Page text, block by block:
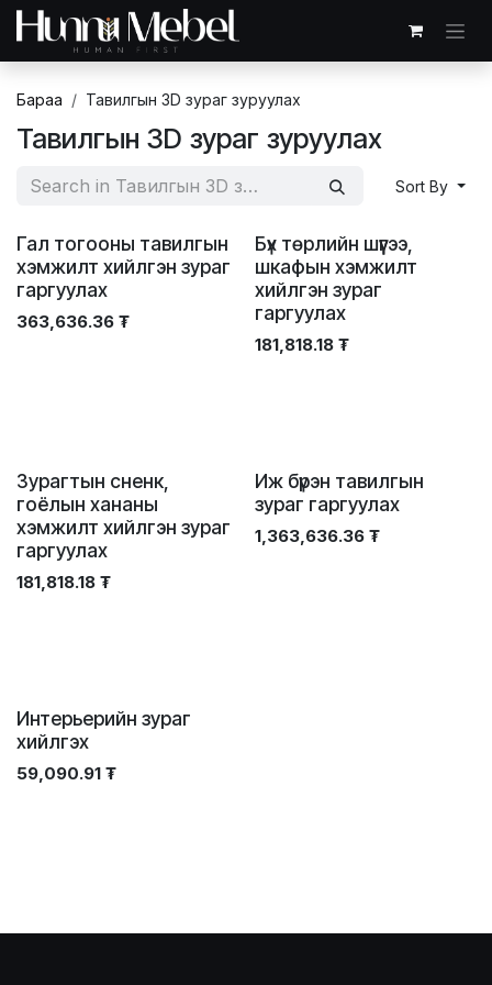
Skip to Content
Бараа Тавилгын 3D зураг зуруулах
Тавилгын 3D зураг зуруулах
Sort By
Гал тогооны тавилгын
хэмжилт хийлгэн зураг
гаргуулах
363,636.36 ₮
Бүх төрлийн шүүгээ,
шкафын хэмжилт
хийлгэн зураг
гаргуулах
181,818.18₮
Зурагтын сненк,
гоёлын хананы
хэмжилт хийлгэн зураг
гаргуулах
181,818.18 ₮
Иж бүрэн тавилгын
зураг гаргуулах
1,363,636.36₮
Интерьерийн зураг
хийлгэх
59,090.91 ₮